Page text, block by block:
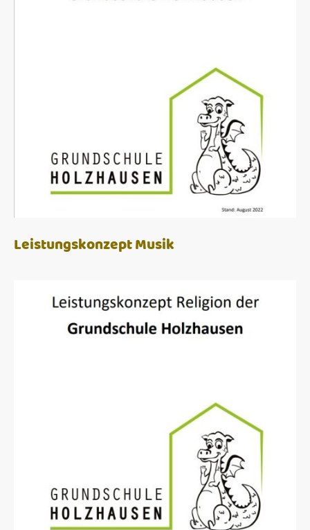
Leistungskonzept Musik